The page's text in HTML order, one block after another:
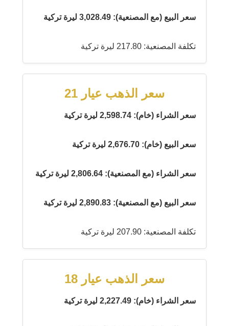
سعر البيع (مع المصنعية): 3,028.49 ليرة تركية
تكلفة المصنعية: 217.80 ليرة تركية
سعر الذهب عيار 21
سعر الشراء (خام): 2,598.74 ليرة تركية
سعر البيع (خام): 2,676.70 ليرة تركية
سعر الشراء (مع المصنعية): 2,806.64 ليرة تركية
سعر البيع (مع المصنعية): 2,890.83 ليرة تركية
تكلفة المصنعية: 207.90 ليرة تركية
سعر الذهب عيار 18
سعر الشراء (خام): 2,227.49 ليرة تركية